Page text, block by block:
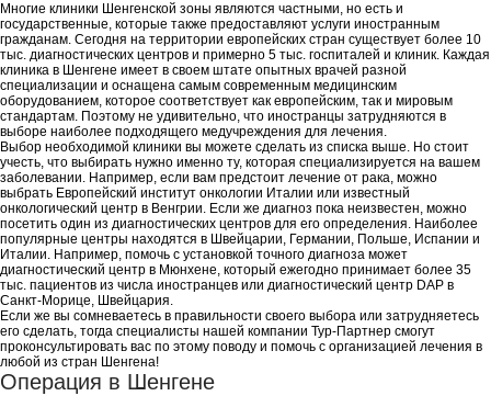
Многие клиники Шенгенской зоны являются частными, но есть и
государственные, которые также предоставляют услуги иностранным
гражданам. Сегодня на территории европейских стран существует более 10
тыс. диагностических центров и примерно 5 тыс. госпиталей и клиник. Каждая
клиника в Шенгене имеет в своем штате опытных врачей разной
специализации и оснащена самым современным медицинским
оборудованием, которое соответствует как европейским, так и мировым
стандартам. Поэтому не удивительно, что иностранцы затрудняются в
выборе наиболее подходящего медучреждения для лечения.
Выбор необходимой клиники вы можете сделать из списка выше. Но стоит
учесть, что выбирать нужно именно ту, которая специализируется на вашем
заболевании. Например, если вам предстоит лечение от рака, можно
выбрать Европейский институт онкологии Италии или известный
онкологический центр в Венгрии. Если же диагноз пока неизвестен, можно
посетить один из диагностических центров для его определения. Наиболее
популярные центры находятся в Швейцарии, Германии, Польше, Испании и
Италии. Например, помочь с установкой точного диагноза может
диагностический центр в Мюнхене, который ежегодно принимает более 35
тыс. пациентов из числа иностранцев или диагностический центр DAP в
Санкт-Морице, Швейцария.
Если же вы сомневаетесь в правильности своего выбора или затрудняетесь
его сделать, тогда специалисты нашей компании Тур-Партнер смогут
проконсультировать вас по этому поводу и помочь с организацией лечения в
любой из стран Шенгена!
Операция в Шенгене